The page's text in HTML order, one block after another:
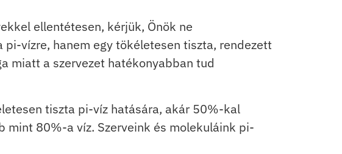
ellentétesen, kérjük, Önök ne
vízre, hanem egy tökéletesen tiszta, rendezett
miatt a szervezet hatékonyabban tud
tiszta pi-víz hatására, akár 50%-kal
mint 80%-a víz. Szerveink és molekuláink pi-